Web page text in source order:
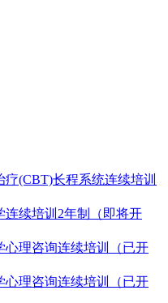
疗(CBT)长程系统连续培训
连续培训2年制（即将开
心理咨询连续培训（已开
心理咨询连续培训（已开